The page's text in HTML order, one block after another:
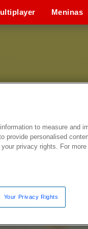
Meninas
to measure and
provide personalised
privacy rights. For
Your Privacy Rights